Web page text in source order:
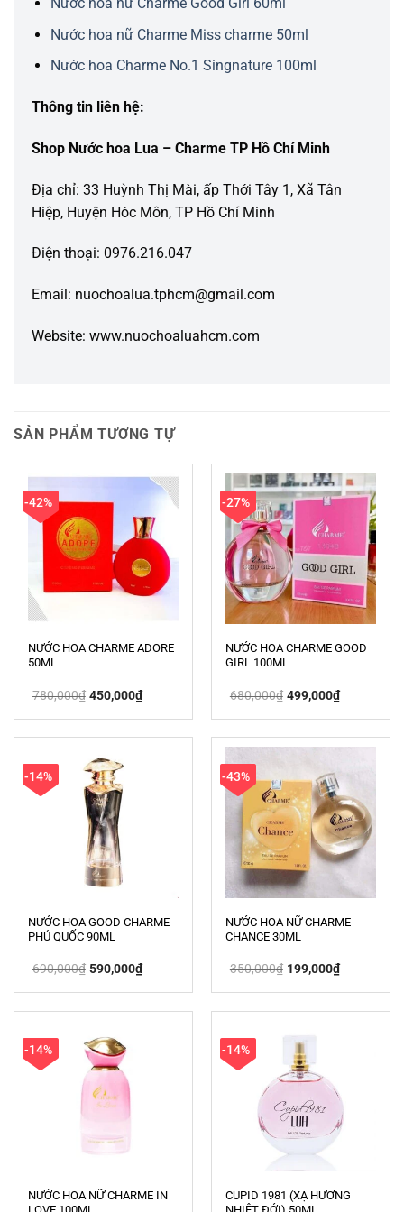
Nước hoa nữ Charme Miss charme 50ml
Nước hoa Charme No.1 Singnature 100ml
Thông tin liên hệ:
Shop Nước hoa Lua – Charme TP Hồ Chí Minh
Địa chỉ: 33 Huỳnh Thị Mài, ấp Thới Tây 1, Xã Tân
Hiệp, Huyện Hóc Môn, TP Hồ Chí Minh
Điện thoại: 0976.216.047
Email: nuochoalua.tphcm@gmail.com
Website: www.nuochoaluahcm.com
SẢN PHẨM TƯƠNG TỰ
-42%
NƯỚC HOA CHARME ADORE
50ML
780,000₫ Giá
gốc
450,000₫Giá
hiện
450,000₫.
-27%
NƯỚC HOA CHARME GOOD
GIRL 100ML
680,000₫ Giá
gốc
499,000₫Giá
hiện
499,000₫.
-14%
NƯỚC HOA GOOD CHARME
PHÚ QUỐC 90ML
690,000₫ Giá
gốc
590,000₫Giá
hiện
590,000₫.
-43%
NƯỚC HOA NỮ CHARME
CHANCE 30ML
350,000₫ Giá
gốc
199,000₫Giá
hiện
199,000₫.
-14%
NƯỚC HOA NỮ CHARME IN
-14%
CUPID 1981 (XẠ HƯƠNG